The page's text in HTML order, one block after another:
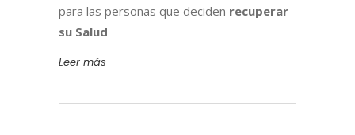
para las personas que deciden recuperar
su Salud
Leer más